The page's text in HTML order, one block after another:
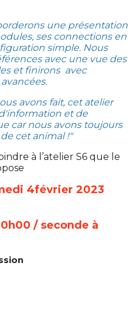
une présentation
ses connections en
simple. Nous
avec une vue des
et finirons avec
avons fait, cet atelier
et de
car nous avons toujours
cet animal !"
à l’atelier S6 que le
4février 2023
/ seconde à